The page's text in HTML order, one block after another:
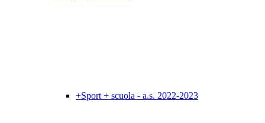
+Sport + scuola - a.s. 2022-2023